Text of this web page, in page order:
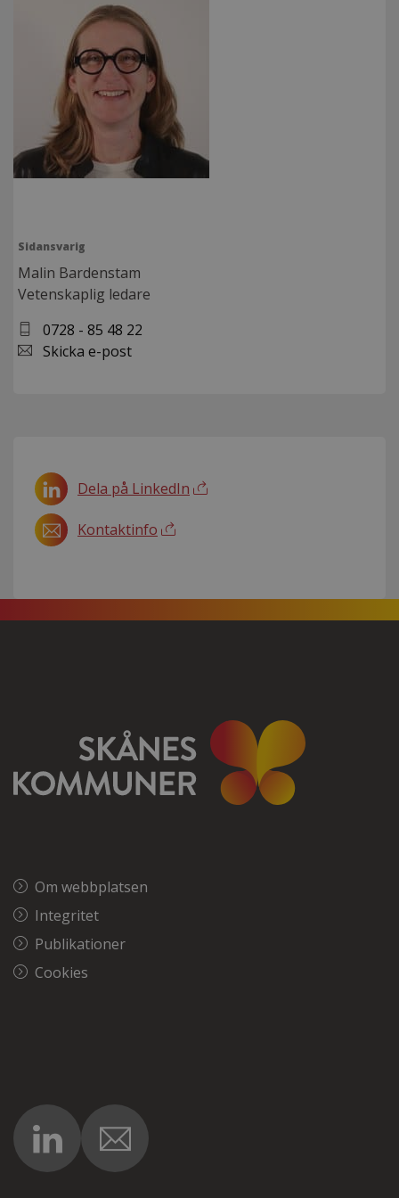
Sidansvarig
Malin Bardenstam
Vetenskaplig ledare
0728 - 85 48 22
Skicka e-post
Dela på LinkedIn
Kontaktinfo
Om webbplatsen
Integritet
Publikationer
Cookies